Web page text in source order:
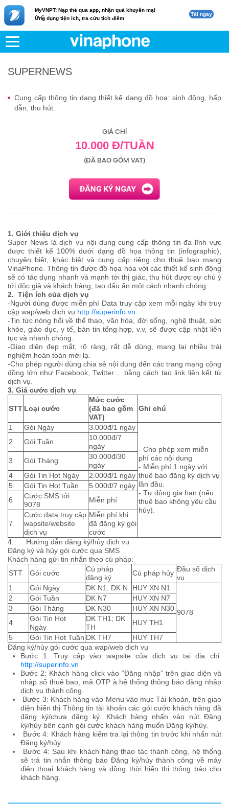
MyVNPT: Nạp thẻ qua app, nhận quà khuyến mại
Ứng dụng tiện ích, tra cứu tích điểm
c Tải ngay
VNPT SUPERNEWS
SUPERNEWS
Cung cấp thông tin dạng thiết kế dạng đồ họa: sinh động, hấp
dẫn, thu hút.
GIÁ CHỈ
10.000 Đ/TUẦN
(ĐÃ BAO GỒM VAT)
1. Giới thiệu dịch vụ
Super News là dịch vụ nội dung cung cấp thông tin đa lĩnh vực
được thiết kế 100% dưới dạng đồ họa thông tin (infographic),
chuyên biệt, khác biệt và cung cấp riêng cho thuê bao mạng
VinaPhone. Thông tin được đồ họa hóa với các thiết kế sinh động
sẽ có tác dụng nhanh và mạnh tới thị giác, thu hút được sự chú ý
tới độc giả và khách hàng, tạo dấu ấn một cách nhanh chóng.
2. Tiện ích của dịch vụ
-Người dùng được miễn phí Data truy cập xem mỗi ngày khi truy
cập wap/web dịch vụ http://superinfo.vn
-Tin tức nóng hổi về thể thao, văn hóa, đời sống, nghệ thuật, sức
khỏe, giáo dục, y tế, bản tin tổng hợp, v.v, sẽ được cập nhật liên
tục và nhanh chóng.
-Giao diện đẹp mắt, rõ ràng, rất dễ dùng, mang lại nhiều trải
nghiệm hoàn toàn mới lạ.
-Cho phép người dùng chia sẻ nội dung đến các trang mạng cộng
đồng lớn như Facebook, Twitter… bằng cách tạo link liên kết từ
dịch vụ.
3. Giá cước dịch vụ
STT Loại cước
Mức cước
(đã bao gồm
VAT)
Ghi chú
1 Gói Ngày 3.000đ/1 ngày
- Cho phép xem miễn
phí các nội dung
- Miễn phí 1 ngày với
thuê bao đăng ký dịch vụ
lần đầu.
- Tự động gia hạn (nếu
thuê bao không yêu cầu
hủy).
2 Gói Tuần
10.000đ/7
ngày
3
Gói Tháng
30.000đ/30
ngày
4
Gói Tin Hot Ngày
2.000đ/1 ngày
5
Gói Tin Hot Tuần
5.000đ/7 ngày
6
Cước SMS tới
9078
Miễn phí
7
Cước data truy cập
wapsite/website
dịch vụ
Miễn phí khi
đã đăng ký gói
cước
4. Hướng dẫn đăng ký/hủy dịch vụ
Đăng ký và hủy gói cước qua SMS
Khách hàng gửi tin nhắn theo cú pháp:
STT
Gói cước
Cú pháp
đăng ký
Cú pháp hủy
Đầu số dịch
vụ
1
Gói Ngày DK N1; DK N HUY XN N1
9078
2 Gói Tuần DK N7
HUY XN N7
3
Gói Tháng DK N30
HUY XN N30
4
Gói Tin Hot
Ngày
DK TH1; DK
TH
HUY TH1
5
Gói Tin Hot Tuần DK TH7
HUY TH7
Đăng ký/hủy gói cước qua wap/web dịch vụ
Bước 1: Truy cập vào wapsite của dịch vụ tại địa chỉ:
http://superinfo.vn
Bước 2: Khách hàng click vào “Đăng nhập” trên giao diện và
nhập số thuê bao, mã OTP à hệ thống thông báo đăng nhập
dịch vụ thành công.
Bước 3: Khách hàng vào Menu vào mục Tài khoản, trên giao
diện hiển thị Thông tin tài khoản các gói cước khách hàng đã
đăng ký/chưa đăng ký. Khách hàng nhấn vào nút Đăng
ký/hủy bên cạnh gói cước khách hàng muốn Đăng ký/hủy.
Bước 4: Khách hàng kiểm tra lại thông tin trước khi nhấn nút
Đăng ký/hủy.
Bước 4: Sau khi khách hàng thao tác thành công, hệ thống
sẽ trả tin nhắn thông báo Đăng ký/hủy thành công về máy
điện thoại khách hàng và đồng thời hiển thị thông báo cho
khách hàng.